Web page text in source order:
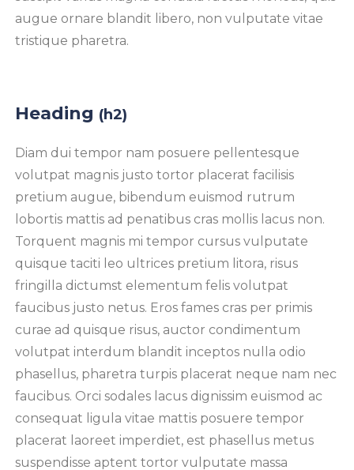
augue ornare blandit libero, non vulputate vitae
tristique pharetra.
Heading (h2)
Diam dui tempor nam posuere pellentesque
volutpat magnis justo tortor placerat facilisis
pretium augue, bibendum euismod rutrum
lobortis mattis ad penatibus cras mollis lacus non.
Torquent magnis mi tempor cursus vulputate
quisque taciti leo ultrices pretium litora, risus
fringilla dictumst elementum felis volutpat
faucibus justo netus. Eros fames cras per primis
curae ad quisque risus, auctor condimentum
volutpat interdum blandit inceptos nulla odio
phasellus, pharetra turpis placerat neque nam nec
faucibus. Orci sodales lacus dignissim euismod ac
consequat ligula vitae mattis posuere tempor
placerat laoreet imperdiet, est phasellus metus
suspendisse aptent tortor vulputate massa